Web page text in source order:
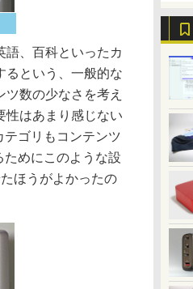
、百科といったカ
るという、一般的な
数の少なさを考え
性はあまり感じない
ゴリもコンテンツ
めにこのような設
ほうがよかったの